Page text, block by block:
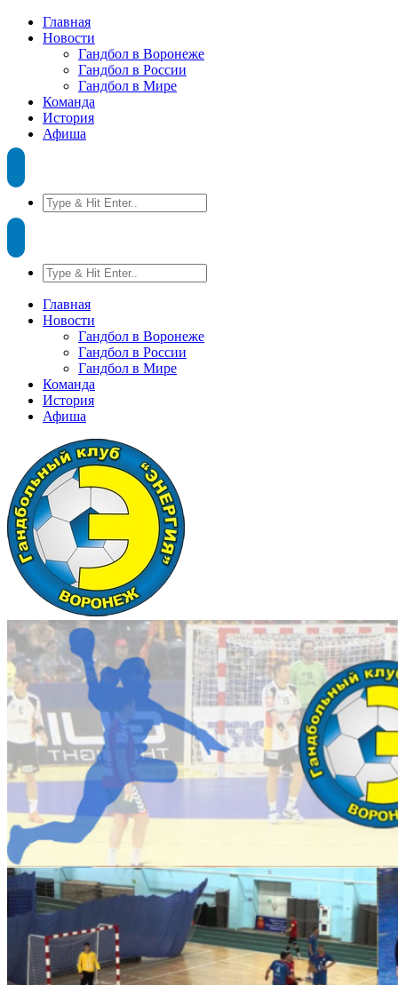
Главная
Новости
Гандбол в Воронеже
Гандбол в России
Гандбол в Мире
Команда
История
Афиша
Главная
Новости
Гандбол в Воронеже
Гандбол в России
Гандбол в Мире
Команда
История
Афиша